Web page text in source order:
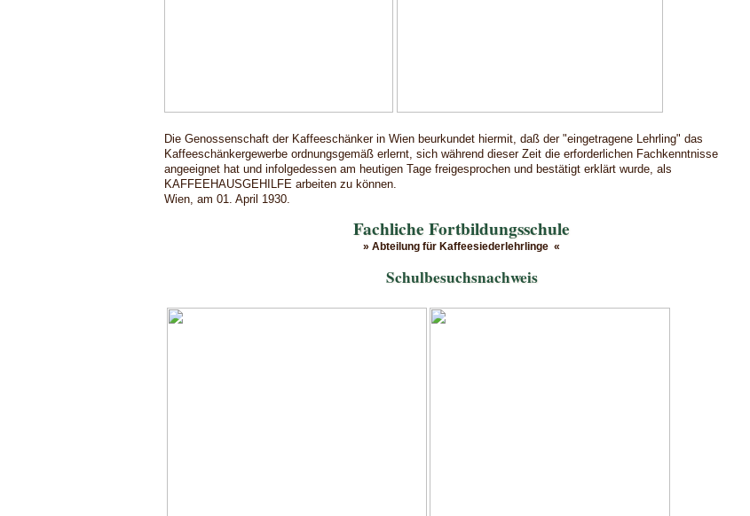
Die Genossenschaft der Kaffeeschänker in Wien beurkundet hiermit, daß der "eingetragene Lehrling" das
Kaffeeschänkergewerbe ordnungsgemäß erlernt, sich während dieser Zeit die erforderlichen Fachkenntnisse
angeeignet hat und infolgedessen am heutigen Tage freigesprochen und bestätigt erklärt wurde, als
KAFFEEHAUSGEHILFE arbeiten zu können.
Wien, am 01. April 1930.
Fachliche Fortbildungsschule
» Abteilung für Kaffeesiederlehrlinge «
Schulbesuchsnachweis